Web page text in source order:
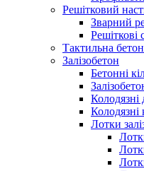
Решітковий
Зварний
Решіткові
Тактильна
Залізобетон
Бетонні
Лотки